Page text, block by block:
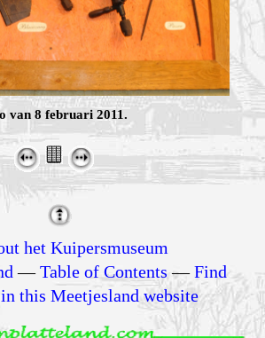
van 8 februari 2011.
het Kuipersmuseum
—Table of Contents —Find
this Meetjesland website